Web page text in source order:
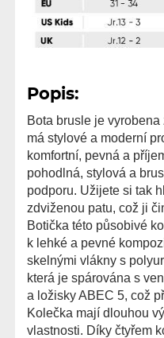
Popis:
Bota brusle je
má stylové a moderní
komfortní, pevná a
pohodlná, stylová a
podporu. Užijete si tak
zdviženou patu, což ji
Botička této působivé
k lehké a pevné
skelnými vlákny s
která je spárována s
a ložisky ABEC 5, což
Kolečka mají dlouhou
vlastnosti. Díky čtyřem